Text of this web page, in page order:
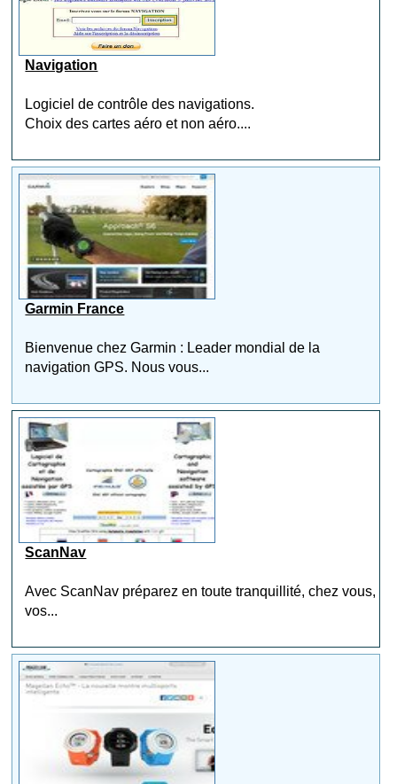
Navigation
Logiciel de contrôle des navigations.
Choix des cartes aéro et non aéro....
Garmin France
Bienvenue chez Garmin : Leader mondial de la
navigation GPS. Nous vous...
ScanNav
Avec ScanNav préparez en toute tranquillité, chez vous,
vos...